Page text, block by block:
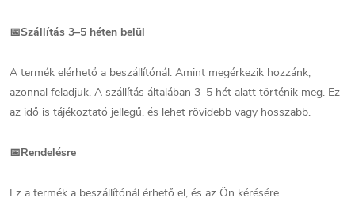
📅Szállítás 3–5 héten belül
A termék elérhető a beszállítónál. Amint megérkezik hozzánk,
azonnal feladjuk. A szállítás általában 3–5 hét alatt történik meg. Ez
az idő is tájékoztató jellegű, és lehet rövidebb vagy hosszabb.
📅Rendelésre
Ez a termék a beszállítónál érhető el, és az Ön kérésére